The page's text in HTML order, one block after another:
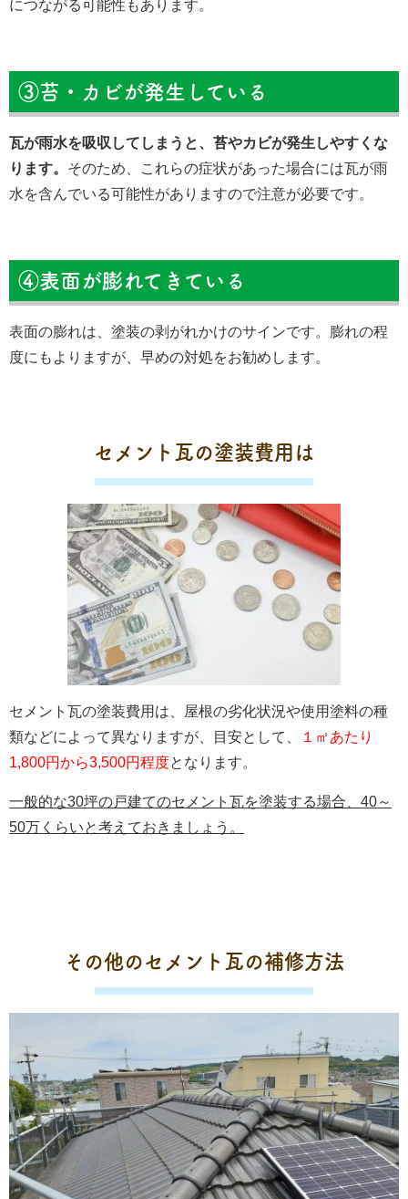
につながる可能性もあります。
③苔・カビが発生している
瓦が雨水を吸収してしまうと、苔やカビが発生しやすくな
ります。 そのため、これらの症状があった場合には瓦が雨
水を含んでいる可能性がありますので注意が必要です。
④表面が膨れてきている
表面の膨れは、塗装の剥がれかけのサインです。膨れの程
度にもよりますが、早めの対処をお勧めします。
セメント瓦の塗装費用は
セメント瓦の塗装費用は、屋根の劣化状況や使用塗料の種
類などによって異なりますが、目安として、
１㎡あたり
1,800円から3,500円程度となります。
一般的な30坪の戸建てのセメント瓦を塗装する場合、40～
50万くらいと考えておきましょう。
その他のセメント瓦の補修方法